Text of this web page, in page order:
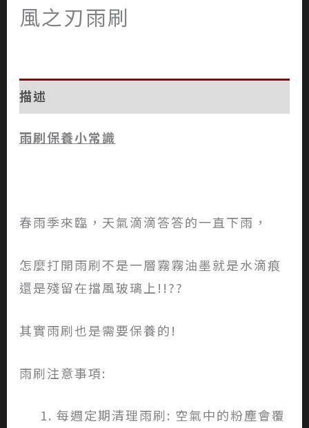
風之刃雨刷
描述
雨刷保養小常識
春雨季來臨，天氣滴滴答答的一直下雨，
怎麼打開雨刷不是一層霧霧油墨就是水滴痕
還是殘留在擋風玻璃上!!??
其實雨刷也是需要保養的!
雨刷注意事項:
每週定期清理雨刷: 空氣中的粉塵會覆